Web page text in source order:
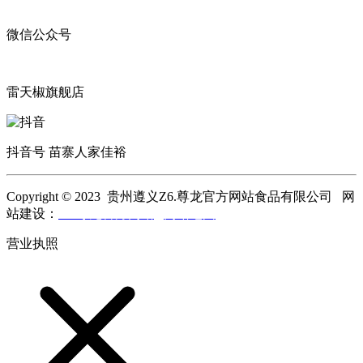
微信公众号
雷天椒旗舰店
抖音号 苗寨人家佳裕
Copyright © 2023 贵州遵义Z6.尊龙官方网站食品有限公司 网
站建设：
营业执照